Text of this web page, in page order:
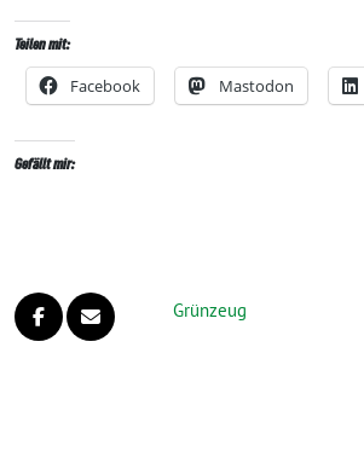
Teilen mit:
Facebook Mastodon
Gefällt mir:
Grünzeug